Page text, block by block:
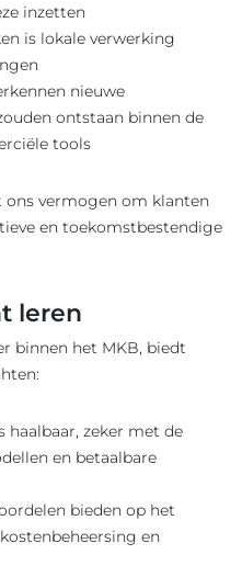
inzetten
is lokale verwerking
nieuwe
ontstaan binnen de
tools
vermogen om klanten
en toekomstbestendige
leren
binnen het MKB, biedt
haalbaar, zeker met de
en betaalbare
bieden op het
en